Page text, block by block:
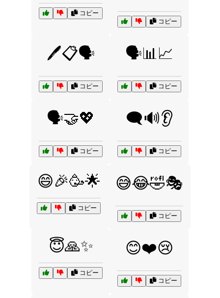
コピー
コピー
🖊️📋🗣️
コピー
🗣️📊📈
コピー
🗣️🤝💖
コピー
🗨️🔊👂
コピー
😄🎉🥳🌟
コピー
😅😂🤣🎭
コピー
😇🙏✨
コピー
😊❤️😢
コピー